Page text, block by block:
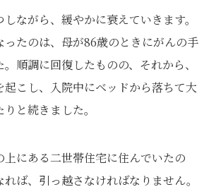
しながら、緩やかに衰えていきます。
たのは、母が86歳のときにがんの手
順調に回復したものの、それから、
起こし、入院中にベッドから落ちて大
と続きました。
上にある二世帯住宅に住んでいたの
ば、引っ越さなければなりません。